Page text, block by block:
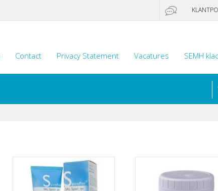
Contact Privacy Statement Vacatures SEMH